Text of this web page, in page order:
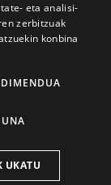
mar. 1a
eta analisi-
zerbitzuak
konbina
UKATU